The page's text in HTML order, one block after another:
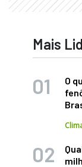
Mais
O